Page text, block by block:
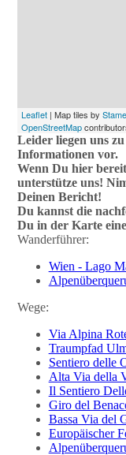
Leaflet| Map tiles by
OpenStreetMap
Leider liegen uns
Informationen vor.
Wenn Du hier
unterstütze uns!
Deinen Bericht!
Du kannst die
Du in der Karte
Wanderführer:
Wien - Lago
Wege:
Via Alpina
Traumpfad
Sentiero delle
Alta Via della
Il Sentiero
Giro del
Bassa Via del
Europäischer